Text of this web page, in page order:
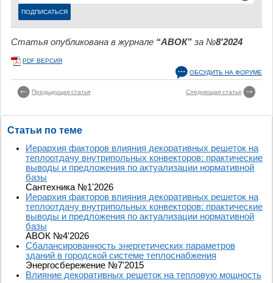
Статья опубликована в журнале “АВОК” за №8'2024
PDF ВЕРСИЯ
ОБСУДИТЬ НА ФОРУМЕ
Предыдущая статья Следующая статья
Статьи по теме
Иерархия факторов влияния декоративных решеток на
теплоотдачу внутрипольных конвекторов: практические
выводы и предложения по актуализации нормативной
базы
Сантехника №1'2026
Иерархия факторов влияния декоративных решеток на
теплоотдачу внутрипольных конвекторов: практические
выводы и предложения по актуализации нормативной
базы
АВОК №4'2026
Сбалансированность энергетических параметров
зданий в городской системе теплоснабжения
Энергосбережение №7'2015
Влияние декоративных решеток на тепловую мощность